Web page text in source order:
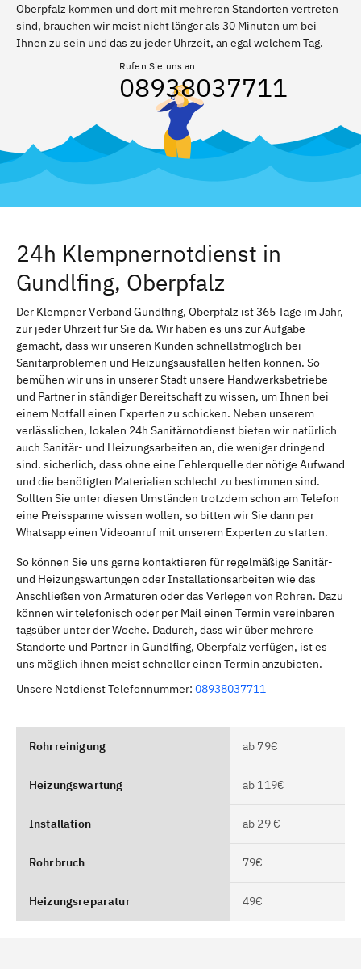
Oberpfalz kommen und dort mit mehreren Standorten vertreten
sind, brauchen wir meist nicht länger als 30 Minuten um bei
Ihnen zu sein und das zu jeder Uhrzeit, an egal welchem Tag.
Rufen Sie uns an
08938037711
24h Klempnernotdienst in
Gundlfing, Oberpfalz
Der Klempner Verband Gundlfing, Oberpfalz ist 365 Tage im Jahr,
zur jeder Uhrzeit für Sie da. Wir haben es uns zur Aufgabe
gemacht, dass wir unseren Kunden schnellstmöglich bei
Sanitärproblemen und Heizungsausfällen helfen können. So
bemühen wir uns in unserer Stadt unsere Handwerksbetriebe
und Partner in ständiger Bereitschaft zu wissen, um Ihnen bei
einem Notfall einen Experten zu schicken. Neben unserem
verlässlichen, lokalen 24h Sanitärnotdienst bieten wir natürlich
auch Sanitär- und Heizungsarbeiten an, die weniger dringend
sind. sicherlich, dass ohne eine Fehlerquelle der nötige Aufwand
und die benötigten Materialien schlecht zu bestimmen sind.
Sollten Sie unter diesen Umständen trotzdem schon am Telefon
eine Preisspanne wissen wollen, so bitten wir Sie dann per
Whatsapp einen Videoanruf mit unserem Experten zu starten.
So können Sie uns gerne kontaktieren für regelmäßige Sanitär-
und Heizungswartungen oder Installationsarbeiten wie das
Anschließen von Armaturen oder das Verlegen von Rohren. Dazu
können wir telefonisch oder per Mail einen Termin vereinbaren
tagsüber unter der Woche. Dadurch, dass wir über mehrere
Standorte und Partner in Gundlfing, Oberpfalz verfügen, ist es
uns möglich ihnen meist schneller einen Termin anzubieten.
Unsere Notdienst Telefonnummer: 08938037711
Rohrreinigung ab 79€
Heizungswartung ab 119€
Installation ab 29 €
Rohrbruch 79€
Heizungsreparatur 49€